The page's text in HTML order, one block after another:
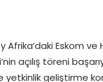
Afrika’daki Eskom ve
açılış töreni
yetkinlik geliştirme